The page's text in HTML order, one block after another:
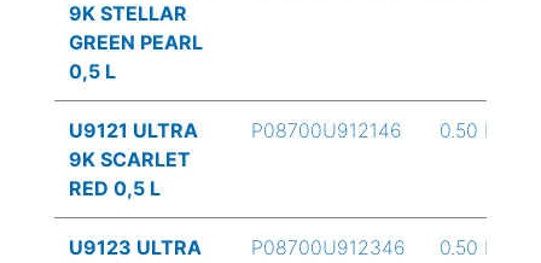
9K STELLAR
GREEN PEARL
0,5 L
U9121 ULTRA
9K SCARLET
RED 0,5 L
P08700U912146 0.50 L
U9123 ULTRA
P08700U912346 0.50 L